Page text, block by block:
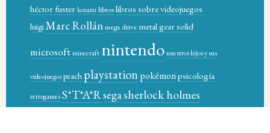
héctor fuster konami libroslibros sobre videojuegos
luigiMarc Rollánmega drive metal gear solid
microsoftminecraft nintendonuestros hijos y sus
videojuegospeach playstationpokémonpsicología
retrogamesS*T*A*Rsegasherlock holmes